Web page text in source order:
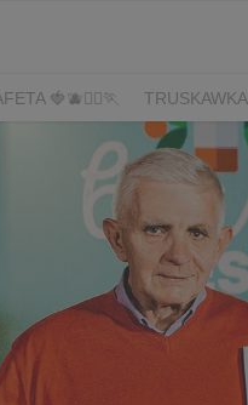
🍓🫐🏃‍♀️🏃 TRUSKAWKA
BERRY INNOVATION
JAGODOWE MISTRZOSTWA
WYBORY 2020 LATO Z